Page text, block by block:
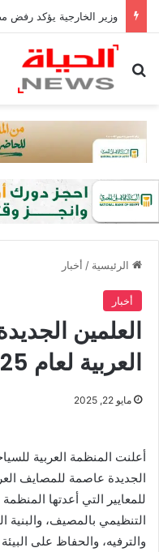
بحث عن
الرئيسية / أخبار
أخبار
العلمين
العربية لعام 2025
مايو 22, 2025
أعلنت المنظمة العربية
للمعايير التي أعدتها
التنظيمي بالمصيف، والبنية
والترفيه، والحفاظ على